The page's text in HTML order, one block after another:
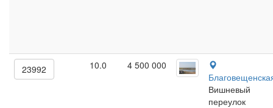
23992 10.0
4 500 000
Вишневый
переулок